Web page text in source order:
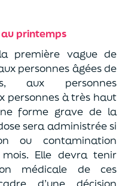
printemps
première vague de
personnes âgées de
personnes
personnes à très haut
forme grave de la
sera administrée si
ou contamination
Elle devra tenir
médicale de ces